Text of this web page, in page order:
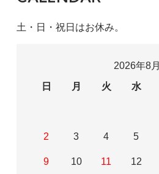
土・日・祝日はお休み。
2026年8月
日
月 火 水
2 3 4 5
9 10 11 12